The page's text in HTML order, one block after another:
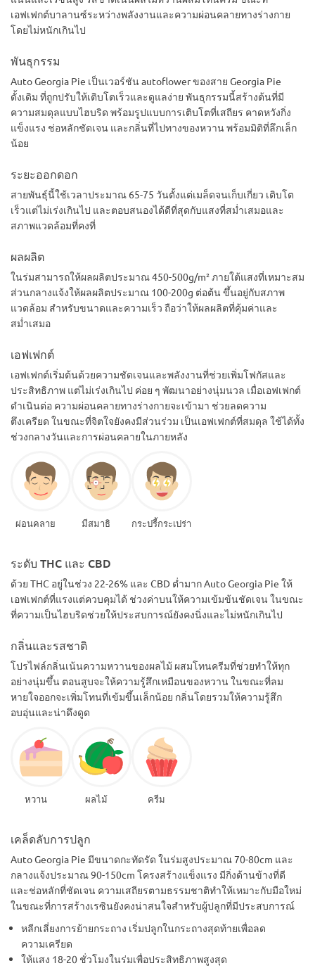
เอฟเฟกต์บาลานซ์ระหว่างพลังงานและความผ่อนคลายทางร่างกาย
โดยไม่หนักเกินไป
พันธุกรรม
Auto Georgia Pie เป็นเวอร์ชัน autoflower ของสาย Georgia Pie
ดั้งเดิม ที่ถูกปรับให้เติบโตเร็วและดูแลง่าย พันธุกรรมนี้สร้างต้นที่มี
ความสมดุลแบบไฮบริด พร้อมรูปแบบการเติบโตที่เสถียร คาดหวังกิ่ง
แข็งแรง ช่อหลักชัดเจน และกลิ่นที่ไปทางของหวาน พร้อมมิติที่ลึกเล็ก
น้อย
ระยะออกดอก
สายพันธุ์นี้ใช้เวลาประมาณ 65-75 วันตั้งแต่เมล็ดจนเก็บเกี่ยว เติบโต
เร็วแต่ไม่เร่งเกินไป และตอบสนองได้ดีที่สุดกับแสงที่สม่ำเสมอและ
สภาพแวดล้อมที่คงที่
ผลผลิต
ในร่มสามารถให้ผลผลิตประมาณ 450-500g/m² ภายใต้แสงที่เหมาะสม
ส่วนกลางแจ้งให้ผลผลิตประมาณ 100-200g ต่อต้น ขึ้นอยู่กับสภาพ
แวดล้อม สำหรับขนาดและความเร็ว ถือว่าให้ผลผลิตที่คุ้มค่าและ
สม่ำเสมอ
เอฟเฟกต์
เอฟเฟกต์เริ่มต้นด้วยความชัดเจนและพลังงานที่ช่วยเพิ่มโฟกัสและ
ประสิทธิภาพ แต่ไม่เร่งเกินไป ค่อย ๆ พัฒนาอย่างนุ่มนวล เมื่อเอฟเฟกต์
ดำเนินต่อ ความผ่อนคลายทางร่างกายจะเข้ามา ช่วยลดความ
ตึงเครียด ในขณะที่จิตใจยังคงมีส่วนร่วม เป็นเอฟเฟกต์ที่สมดุล ใช้ได้ทั้ง
ช่วงกลางวันและการผ่อนคลายในภายหลัง
ผ่อนคลาย มีสมาธิ กระปรี้กระเปร่า
ระดับ THC และ CBD
ด้วย THC อยู่ในช่วง 22-26% และ CBD ต่ำมาก Auto Georgia Pie ให้
เอฟเฟกต์ที่แรงแต่ควบคุมได้ ช่วงค่าบนให้ความเข้มข้นชัดเจน ในขณะ
ที่ความเป็นไฮบริดช่วยให้ประสบการณ์ยังคงนิ่งและไม่หนักเกินไป
กลิ่นและรสชาติ
โปรไฟล์กลิ่นเน้นความหวานของผลไม้ ผสมโทนครีมที่ช่วยทำให้ทุก
อย่างนุ่มขึ้น ตอนสูบจะให้ความรู้สึกเหมือนของหวาน ในขณะที่ลม
หายใจออกจะเพิ่มโทนที่เข้มขึ้นเล็กน้อย กลิ่นโดยรวมให้ความรู้สึก
อบอุ่นและน่าดึงดูด
หวาน ผลไม้ ครีม
เคล็ดลับการปลูก
Auto Georgia Pie มีขนาดกะทัดรัด ในร่มสูงประมาณ 70-80cm และ
กลางแจ้งประมาณ 90-150cm โครงสร้างแข็งแรง มีกิ่งด้านข้างที่ดี
และช่อหลักที่ชัดเจน ความเสถียรตามธรรมชาติทำให้เหมาะกับมือใหม่
ในขณะที่การสร้างเรซินยังคงน่าสนใจสำหรับผู้ปลูกที่มีประสบการณ์
หลีกเลี่ยงการย้ายกระถาง เริ่มปลูกในกระถางสุดท้ายเพื่อลด
ความเครียด
ให้แสง 18-20 ชั่วโมงในร่มเพื่อประสิทธิภาพสูงสุด